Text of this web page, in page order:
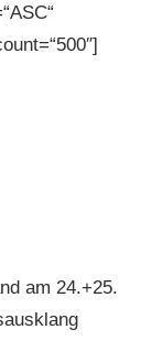
am 24.+25.